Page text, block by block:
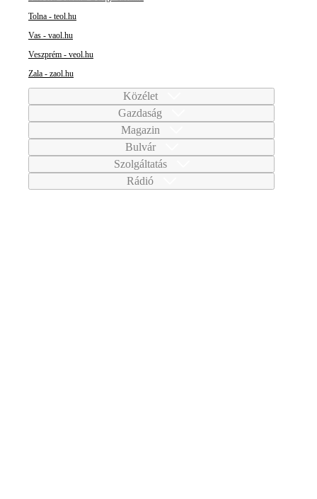
Tolna - teol.hu
Vas - vaol.hu
Veszprém - veol.hu
Zala - zaol.hu
Közélet
Gazdaság
Magazin
Bulvár
Szolgáltatás
Rádió